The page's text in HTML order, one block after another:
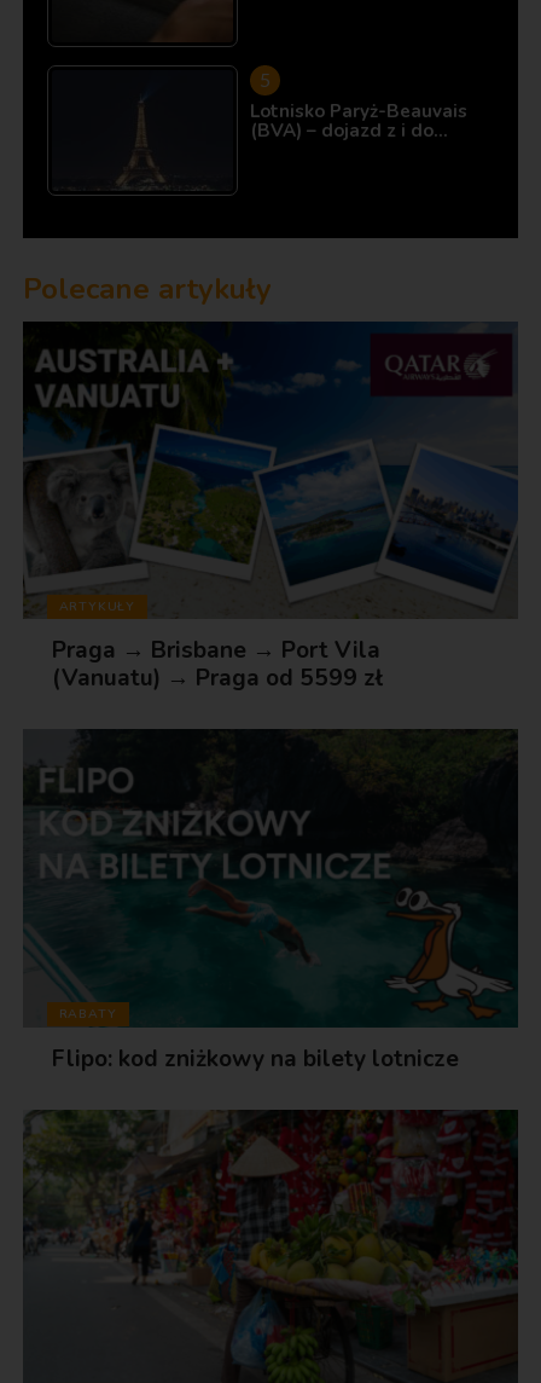
Lotnisko Paryż-Beauvais
(BVA) – dojazd z i do…
Polecane artykuły
ARTYKUŁY
Praga → Brisbane → Port Vila
(Vanuatu) → Praga od 5599 zł
RABATY
Flipo: kod zniżkowy na bilety lotnicze